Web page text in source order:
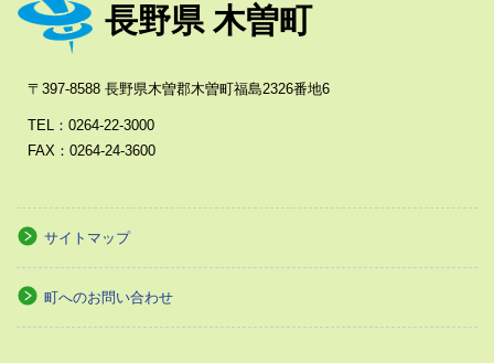
長野県 木曽町
〒397-8588 長野県木曽郡木曽町福島2326番地6
TEL：0264-22-3000
FAX：0264-24-3600
サイトマップ
町へのお問い合わせ